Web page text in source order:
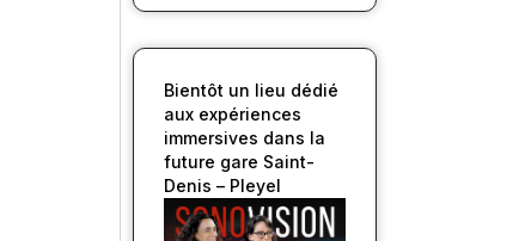
Bientôt un lieu dédié
aux expériences
immersives dans la
future gare Saint-
Denis – Pleyel